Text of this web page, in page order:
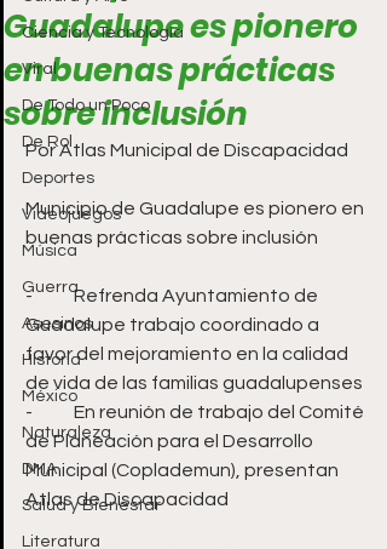
Ciencia y Tecnología
Viral
De Todo un Poco
De Rol
Deportes
Videojuegos
Música
Guerra
Asesinos
Historia
México
Naturaleza
DMA
Salud y Bienestar
Literatura
Guadalupe es pionero
en buenas prácticas
sobre inclusión
Por Atlas Municipal de Discapacidad
Municipio de Guadalupe es pionero en
buenas prácticas sobre inclusión
-	Refrenda Ayuntamiento de
Guadalupe trabajo coordinado a
favor del mejoramiento en la calidad
de vida de las familias guadalupenses
-	En reunión de trabajo del Comité
de Planeación para el Desarrollo
Municipal (Coplademun), presentan
Atlas de Discapacidad